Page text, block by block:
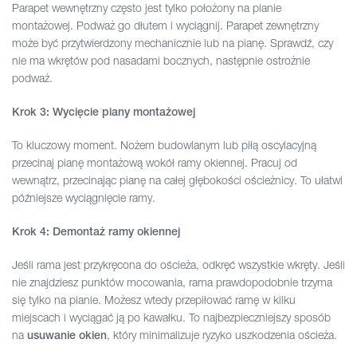
Parapet wewnętrzny często jest tylko położony na pianie
montażowej. Podważ go dłutem i wyciągnij. Parapet zewnętrzny
może być przytwierdzony mechanicznie lub na pianę. Sprawdź, czy
nie ma wkrętów pod nasadami bocznych, następnie ostrożnie
podważ.
Krok 3: Wycięcie piany montażowej
To kluczowy moment. Nożem budowlanym lub piłą oscylacyjną
przecinaj pianę montażową wokół ramy okiennej. Pracuj od
wewnątrz, przecinając pianę na całej głębokości ościeżnicy. To ułatwi
późniejsze wyciągnięcie ramy.
Krok 4: Demontaż ramy okiennej
Jeśli rama jest przykręcona do ościeża, odkręć wszystkie wkręty. Jeśli
nie znajdziesz punktów mocowania, rama prawdopodobnie trzyma
się tylko na pianie. Możesz wtedy przepiłować ramę w kilku
miejscach i wyciągać ją po kawałku. To najbezpieczniejszy sposób
na usuwanie okien, który minimalizuje ryzyko uszkodzenia ościeża.